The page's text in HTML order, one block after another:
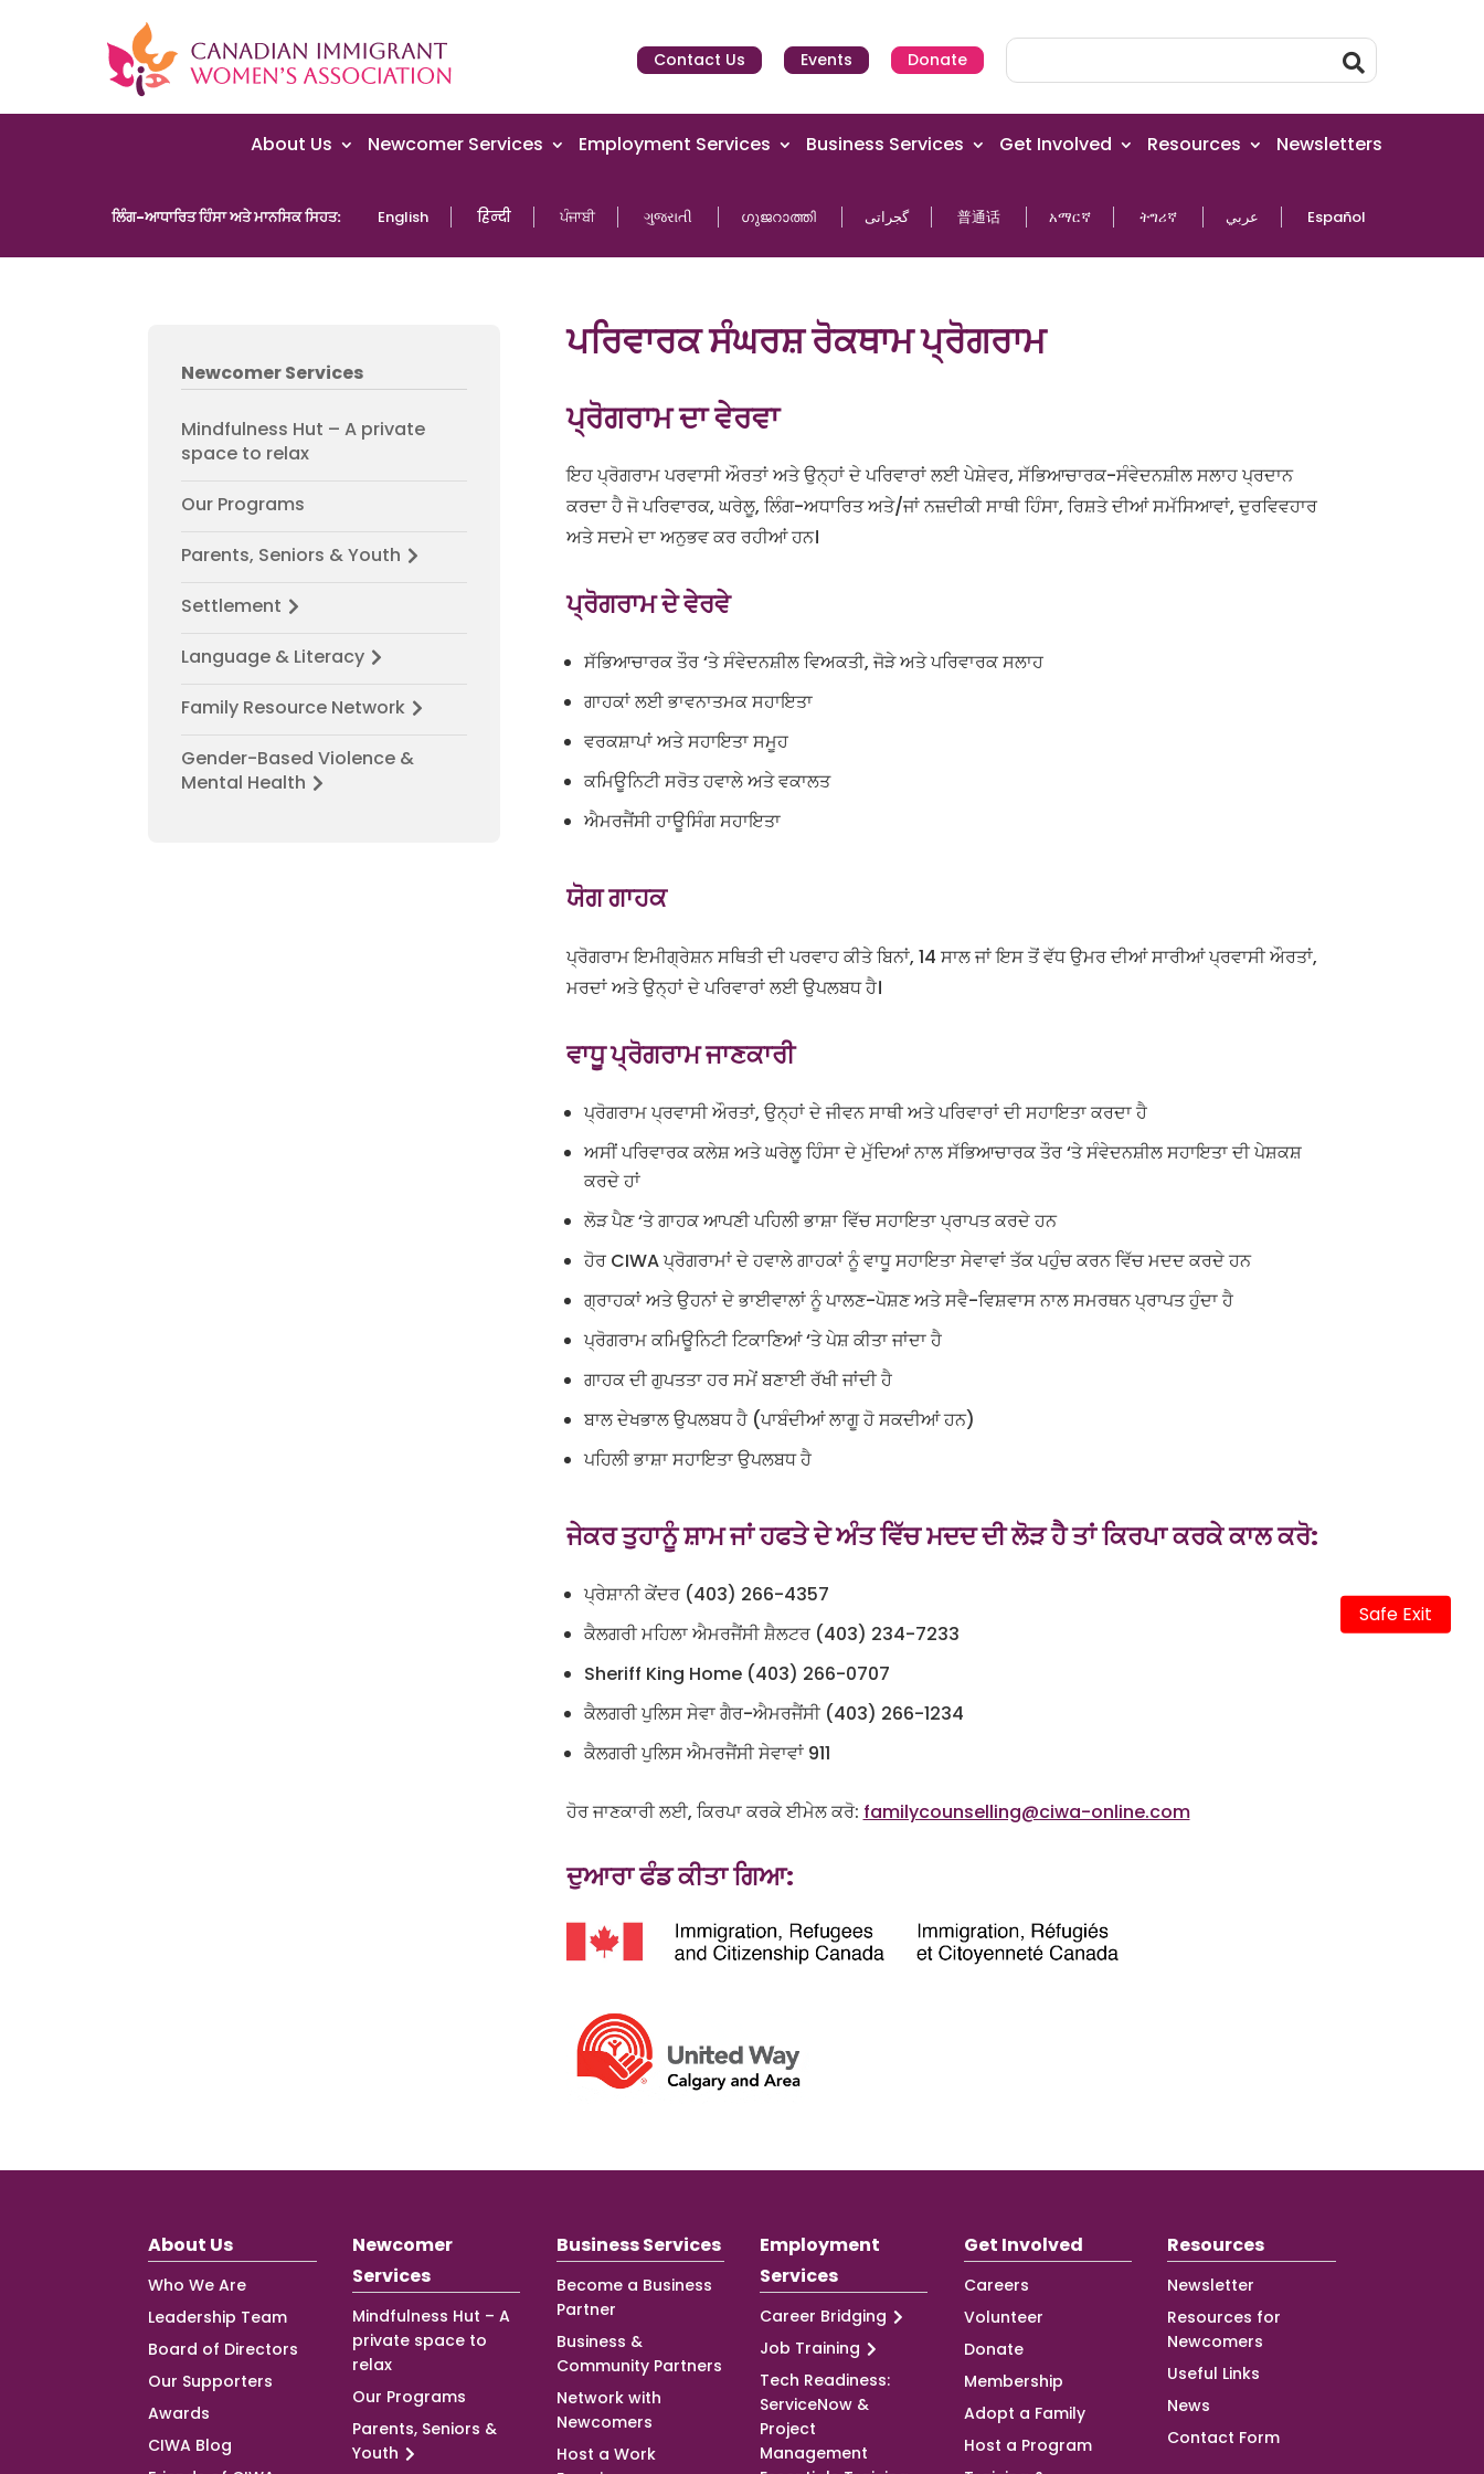
Safe Exit
Contact Us Events Donate
About Us Newcomer Services Employment Services Business Services Get Involved Resources Newsletters
ਲਿੰਗ-ਆਧਾਰਿਤ ਹਿੰਸਾ ਅਤੇ ਮਾਨਸਿਕ ਸਿਹਤ: English हिन्दी ਪੰਜਾਬੀ ગુજરાતી ഗുജറാത്തി گجراتی 普通话 አማርኛ ትግሪኛ عربي Español
Newcomer Services
Mindfulness Hut – A private
space to relax
Our Programs
Parents, Seniors & Youth
Settlement
Language & Literacy
Family Resource Network
Gender-Based Violence &
Mental Health
ਪਰਿਵਾਰਕ ਸੰਘਰਸ਼ ਰੋਕਥਾਮ ਪ੍ਰੋਗਰਾਮ
ਪ੍ਰੋਗਰਾਮ ਦਾ ਵੇਰਵਾ
ਇਹ ਪ੍ਰੋਗਰਾਮ ਪਰਵਾਸੀ ਔਰਤਾਂ ਅਤੇ ਉਨ੍ਹਾਂ ਦੇ ਪਰਿਵਾਰਾਂ ਲਈ ਪੇਸ਼ੇਵਰ, ਸੱਭਿਆਚਾਰਕ-ਸੰਵੇਦਨਸ਼ੀਲ ਸਲਾਹ ਪ੍ਰਦਾਨ
ਕਰਦਾ ਹੈ ਜੋ ਪਰਿਵਾਰਕ, ਘਰੇਲੂ, ਲਿੰਗ-ਅਧਾਰਿਤ ਅਤੇ/ਜਾਂ ਨਜ਼ਦੀਕੀ ਸਾਥੀ ਹਿੰਸਾ, ਰਿਸ਼ਤੇ ਦੀਆਂ ਸਮੱਸਿਆਵਾਂ, ਦੁਰਵਿਵਹਾਰ
ਅਤੇ ਸਦਮੇ ਦਾ ਅਨੁਭਵ ਕਰ ਰਹੀਆਂ ਹਨ।
ਪ੍ਰੋਗਰਾਮ ਦੇ ਵੇਰਵੇ
ਸੱਭਿਆਚਾਰਕ ਤੌਰ ‘ਤੇ ਸੰਵੇਦਨਸ਼ੀਲ ਵਿਅਕਤੀ, ਜੋੜੇ ਅਤੇ ਪਰਿਵਾਰਕ ਸਲਾਹ
ਗਾਹਕਾਂ ਲਈ ਭਾਵਨਾਤਮਕ ਸਹਾਇਤਾ
ਵਰਕਸ਼ਾਪਾਂ ਅਤੇ ਸਹਾਇਤਾ ਸਮੂਹ
ਕਮਿਊਨਿਟੀ ਸਰੋਤ ਹਵਾਲੇ ਅਤੇ ਵਕਾਲਤ
ਐਮਰਜੈਂਸੀ ਹਾਊਸਿੰਗ ਸਹਾਇਤਾ
ਯੋਗ ਗਾਹਕ
ਪ੍ਰੋਗਰਾਮ ਇਮੀਗ੍ਰੇਸ਼ਨ ਸਥਿਤੀ ਦੀ ਪਰਵਾਹ ਕੀਤੇ ਬਿਨਾਂ, 14 ਸਾਲ ਜਾਂ ਇਸ ਤੋਂ ਵੱਧ ਉਮਰ ਦੀਆਂ ਸਾਰੀਆਂ ਪ੍ਰਵਾਸੀ ਔਰਤਾਂ,
ਮਰਦਾਂ ਅਤੇ ਉਨ੍ਹਾਂ ਦੇ ਪਰਿਵਾਰਾਂ ਲਈ ਉਪਲਬਧ ਹੈ।
ਵਾਧੂ ਪ੍ਰੋਗਰਾਮ ਜਾਣਕਾਰੀ
ਪ੍ਰੋਗਰਾਮ ਪ੍ਰਵਾਸੀ ਔਰਤਾਂ, ਉਨ੍ਹਾਂ ਦੇ ਜੀਵਨ ਸਾਥੀ ਅਤੇ ਪਰਿਵਾਰਾਂ ਦੀ ਸਹਾਇਤਾ ਕਰਦਾ ਹੈ
ਅਸੀਂ ਪਰਿਵਾਰਕ ਕਲੇਸ਼ ਅਤੇ ਘਰੇਲੂ ਹਿੰਸਾ ਦੇ ਮੁੱਦਿਆਂ ਨਾਲ ਸੱਭਿਆਚਾਰਕ ਤੌਰ ‘ਤੇ ਸੰਵੇਦਨਸ਼ੀਲ ਸਹਾਇਤਾ ਦੀ ਪੇਸ਼ਕਸ਼
ਕਰਦੇ ਹਾਂ
ਲੋੜ ਪੈਣ ‘ਤੇ ਗਾਹਕ ਆਪਣੀ ਪਹਿਲੀ ਭਾਸ਼ਾ ਵਿੱਚ ਸਹਾਇਤਾ ਪ੍ਰਾਪਤ ਕਰਦੇ ਹਨ
ਹੋਰ CIWA ਪ੍ਰੋਗਰਾਮਾਂ ਦੇ ਹਵਾਲੇ ਗਾਹਕਾਂ ਨੂੰ ਵਾਧੂ ਸਹਾਇਤਾ ਸੇਵਾਵਾਂ ਤੱਕ ਪਹੁੰਚ ਕਰਨ ਵਿੱਚ ਮਦਦ ਕਰਦੇ ਹਨ
ਗ੍ਰਾਹਕਾਂ ਅਤੇ ਉਹਨਾਂ ਦੇ ਭਾਈਵਾਲਾਂ ਨੂੰ ਪਾਲਣ-ਪੋਸ਼ਣ ਅਤੇ ਸਵੈ-ਵਿਸ਼ਵਾਸ ਨਾਲ ਸਮਰਥਨ ਪ੍ਰਾਪਤ ਹੁੰਦਾ ਹੈ
ਪ੍ਰੋਗਰਾਮ ਕਮਿਊਨਿਟੀ ਟਿਕਾਣਿਆਂ ‘ਤੇ ਪੇਸ਼ ਕੀਤਾ ਜਾਂਦਾ ਹੈ
ਗਾਹਕ ਦੀ ਗੁਪਤਤਾ ਹਰ ਸਮੇਂ ਬਣਾਈ ਰੱਖੀ ਜਾਂਦੀ ਹੈ
ਬਾਲ ਦੇਖਭਾਲ ਉਪਲਬਧ ਹੈ (ਪਾਬੰਦੀਆਂ ਲਾਗੂ ਹੋ ਸਕਦੀਆਂ ਹਨ)
ਪਹਿਲੀ ਭਾਸ਼ਾ ਸਹਾਇਤਾ ਉਪਲਬਧ ਹੈ
ਜੇਕਰ ਤੁਹਾਨੂੰ ਸ਼ਾਮ ਜਾਂ ਹਫਤੇ ਦੇ ਅੰਤ ਵਿੱਚ ਮਦਦ ਦੀ ਲੋੜ ਹੈ ਤਾਂ ਕਿਰਪਾ ਕਰਕੇ ਕਾਲ ਕਰੋ:
ਪ੍ਰੇਸ਼ਾਨੀ ਕੇਂਦਰ (403) 266-4357
ਕੈਲਗਰੀ ਮਹਿਲਾ ਐਮਰਜੈਂਸੀ ਸ਼ੈਲਟਰ (403) 234-7233
Sheriff King Home (403) 266-0707
ਕੈਲਗਰੀ ਪੁਲਿਸ ਸੇਵਾ ਗੈਰ-ਐਮਰਜੈਂਸੀ (403) 266-1234
ਕੈਲਗਰੀ ਪੁਲਿਸ ਐਮਰਜੈਂਸੀ ਸੇਵਾਵਾਂ 911
ਹੋਰ ਜਾਣਕਾਰੀ ਲਈ, ਕਿਰਪਾ ਕਰਕੇ ਈਮੇਲ ਕਰੋ: familycounselling@ciwa-online.com
ਦੁਆਰਾ ਫੰਡ ਕੀਤਾ ਗਿਆ:
About Us
Who We Are
Leadership Team
Board of Directors
Our Supporters
Awards
CIWA Blog
Newcomer
Services
Mindfulness Hut – A
private space to
relax
Our Programs
Parents, Seniors &
Youth
Business Services
Become a Business
Partner
Business &
Community Partners
Network with
Newcomers
Host a Work
Employment
Services
Career Bridging
Job Training
Tech Readiness:
ServiceNow &
Project
Management
Get Involved
Careers
Volunteer
Donate
Membership
Adopt a Family
Host a Program
Resources
Newsletter
Resources for
Newcomers
Useful Links
News
Contact Form